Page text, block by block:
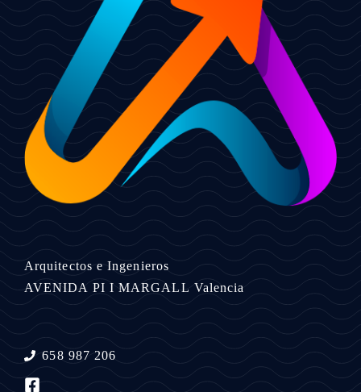
Arquitectos e Ingenieros
AVENIDA PI I MARGALL Valencia
658 987 206